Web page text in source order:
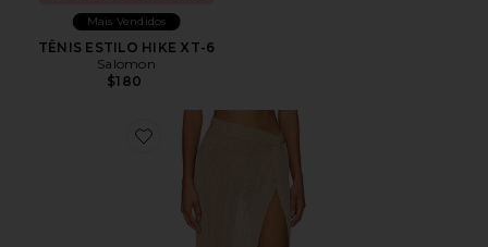
Mais Vendidos
TÊNIS ESTILO HIKE XT-6
Salomon
$180
Favorite Heart Of Gold Skirt